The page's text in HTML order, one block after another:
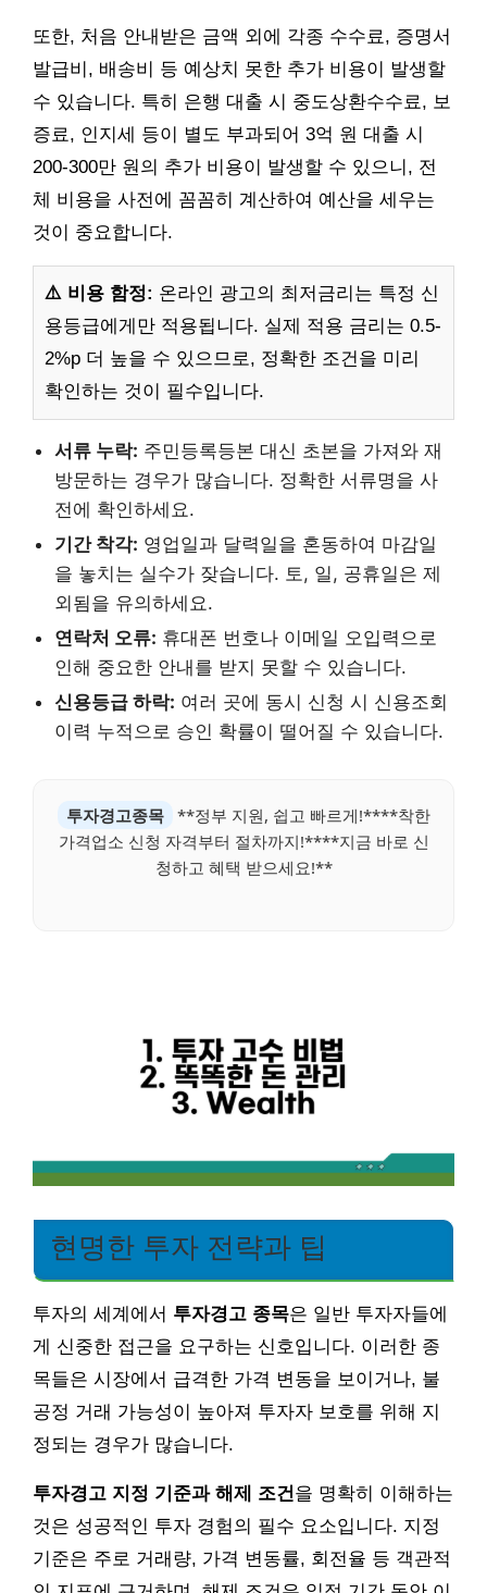
또한, 처음 안내받은 금액 외에 각종 수수료, 증명서
발급비, 배송비 등 예상치 못한 추가 비용이 발생할
수 있습니다. 특히 은행 대출 시 중도상환수수료, 보
증료, 인지세 등이 별도 부과되어 3억 원 대출 시
200-300만 원의 추가 비용이 발생할 수 있으니, 전
체 비용을 사전에 꼼꼼히 계산하여 예산을 세우는
것이 중요합니다.
⚠️ 비용 함정: 온라인 광고의 최저금리는 특정 신
용등급에게만 적용됩니다. 실제 적용 금리는 0.5-
2%p 더 높을 수 있으므로, 정확한 조건을 미리
확인하는 것이 필수입니다.
서류 누락: 주민등록등본 대신 초본을 가져와 재
방문하는 경우가 많습니다. 정확한 서류명을 사
전에 확인하세요.
기간 착각: 영업일과 달력일을 혼동하여 마감일
을 놓치는 실수가 잦습니다. 토, 일, 공휴일은 제
외됨을 유의하세요.
연락처 오류: 휴대폰 번호나 이메일 오입력으로
인해 중요한 안내를 받지 못할 수 있습니다.
신용등급 하락: 여러 곳에 동시 신청 시 신용조회
이력 누적으로 승인 확률이 떨어질 수 있습니다.
투자경고종목
**정부 지원, 쉽고 빠르게!****착한
가격업소 신청 자격부터 절차까지!****지금 바로 신
청하고 혜택 받으세요!**
현명한 투자 전략과 팁
투자의 세계에서 투자경고 종목은 일반 투자자들에
게 신중한 접근을 요구하는 신호입니다. 이러한 종
목들은 시장에서 급격한 가격 변동을 보이거나, 불
공정 거래 가능성이 높아져 투자자 보호를 위해 지
정되는 경우가 많습니다.
투자경고 지정 기준과 해제 조건을 명확히 이해하는
것은 성공적인 투자 경험의 필수 요소입니다. 지정
기준은 주로 거래량, 가격 변동률, 회전율 등 객관적